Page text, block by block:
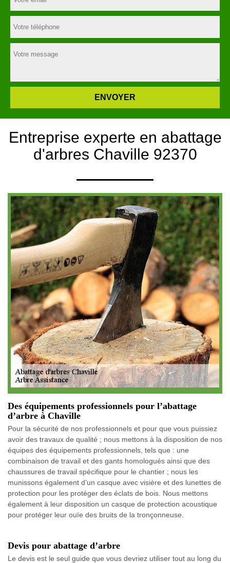
Entreprise experte en abattage
d'arbres Chaville 92370
Des équipements professionnels pour l’abattage
d’arbre à Chaville
Pour la sécurité de nos professionnels et pour que vous puissiez
avoir des travaux de qualité ; nous mettons à la disposition de nos
équipes des équipements professionnels, tels que : une
combinaison de travail et des gants homologués ainsi que des
chaussures de travail spécifique pour le chantier ; nous les
munissons également d’un casque avec visière et des lunettes de
protection pour les protéger des éclats de bois. Nous mettons
également à leur disposition un casque de protection acoustique
pour protéger leur ouïe des bruits de la tronçonneuse.
Devis pour abattage d’arbre
Le devis est le seul guide que vous devriez utiliser tout au long du